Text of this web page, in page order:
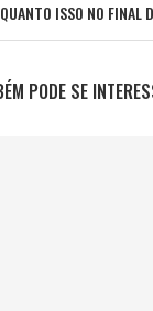
ISSO NO FINAL
PODE SE